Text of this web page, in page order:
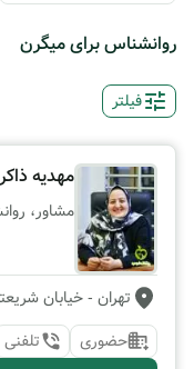
روانشناس برای میگرن
فیلتر
مهدیه
مشاور،
تهران - خیابان
حضوری
تلفنی